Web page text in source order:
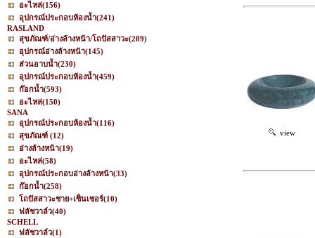
อะไหล่(156)
อุปกรณ์ประกอบห้องน้ำ(241)
RASLAND
สุขภัณฑ์/อ่างล้างหน้า/โถปัสสาวะ(289)
อุปกรณ์อ่างล้างหน้า(145)
ส่วนอาบน้ำ(230)
อุปกรณ์ประกอบห้องน้ำ(459)
ก๊อกน้ำ(593)
อะไหล่(150)
SANA
อุปกรณ์ประกอบห้องน้ำ(116)
สุขภัณฑ์ (12)
อ่างล้างหน้า(19)
อะไหล่(58)
อุปกรณ์ประกอบอ่างล้างหน้า(33)
ก๊อกน้ำ(258)
โถปัสสาวะชาย+เซ็นเซอร์(10)
ฟลัชวาล์ว(40)
SCHELL
ฟลัชวาล์ว(1)
view